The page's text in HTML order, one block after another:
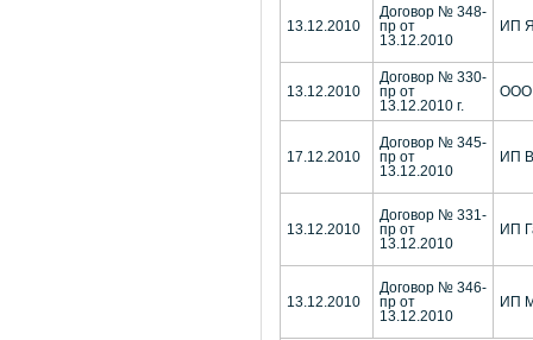
13.12.2010
Договор № 348-
пр от
13.12.2010
ИП
13.12.2010
Договор № 330-
пр от
13.12.2010 г.
ООО
17.12.2010
Договор № 345-
пр от
13.12.2010
ИП
13.12.2010
Договор № 331-
пр от
13.12.2010
ИП
13.12.2010
Договор № 346-
пр от
13.12.2010
ИП